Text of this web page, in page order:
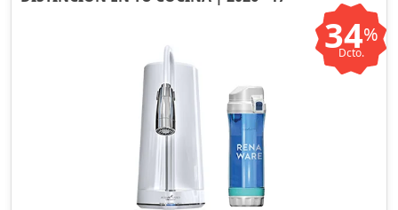
34%
Dcto.